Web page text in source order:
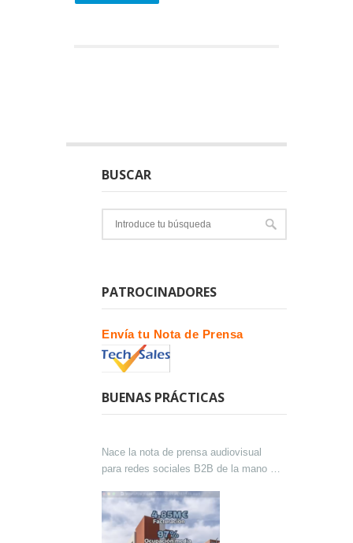
BUSCAR
PATROCINADORES
Envía tu Nota de Prensa
BUENAS PRÁCTICAS
Nace la nota de prensa audiovisual
para redes sociales B2B de la mano de